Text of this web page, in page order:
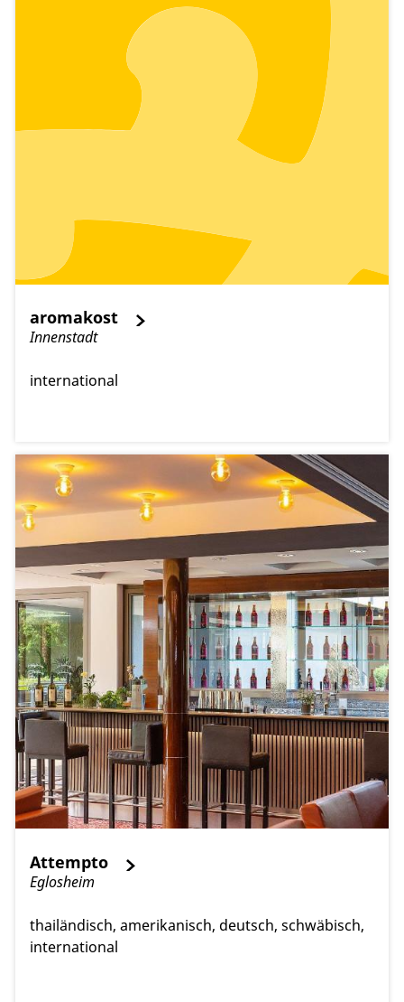
aromakost
Innenstadt
international
Attempto
Eglosheim
thailändisch amerikanisch deutsch schwäbisch
international